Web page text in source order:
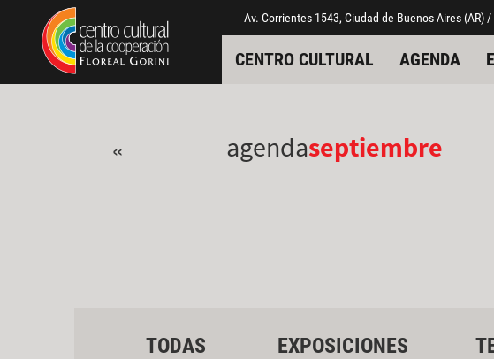
Pasar al contenido principal
Jump to main content Av. Corrientes 1543, Ciudad de Buenos Aires
CENTRO CULTURAL AGENDA
« agendaseptiembre
TODAS EXPOSICIONES